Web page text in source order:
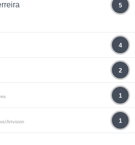
5
4
2
1
Artvision 1